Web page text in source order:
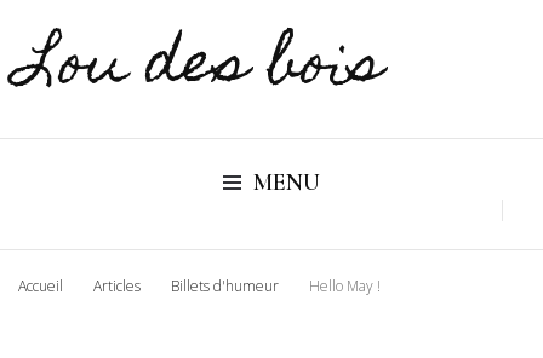
Lou des bois
MENU
Accueil Articles Billets d'humeur Hello May !